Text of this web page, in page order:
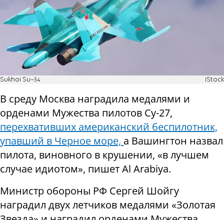
Sukhoi Su-34 iStock
В среду Москва наградила медалями и
орденами Мужества пилотов Су-27,
перехвативших американский беспилотник,
упавший в Черное море, а Вашингтон назвал
пилота, виновного в крушении, «в лучшем
случае идиотом», пишет Al Arabiya.
Министр обороны РФ Сергей Шойгу
наградил двух летчиков медалями «Золотая